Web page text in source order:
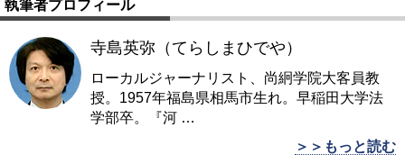
執筆者プロフィール
寺島英弥（てらしまひでや）
ローカルジャーナリスト、尚絅学院大客員教
授。1957年福島県相馬市生れ。早稲田大学法
学部卒。『河 …
＞＞もっと読む